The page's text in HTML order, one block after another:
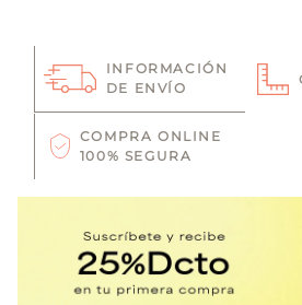
INFORMACIÓN
DE ENVÍO
COMPRA ONLINE
100% SEGURA